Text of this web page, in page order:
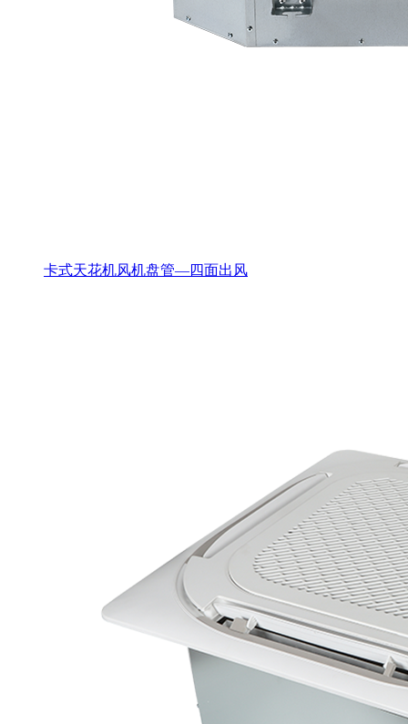
卡式天花机风机盘管—四面出风